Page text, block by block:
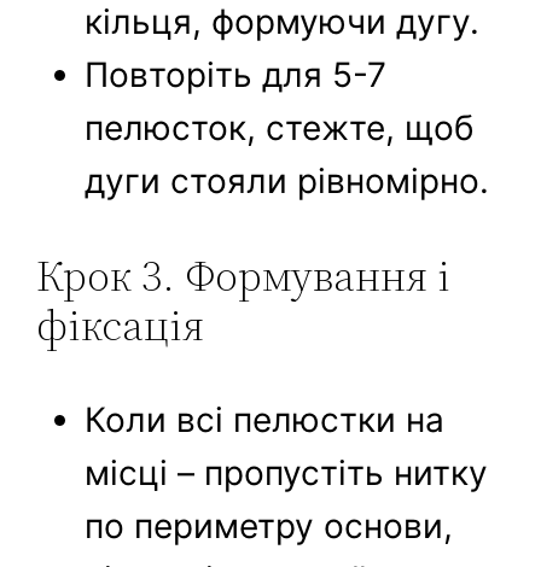
кільця, формуючи дугу.
Повторіть для 5-7
пелюсток, стежте, щоб
дуги стояли рівномірно.
Крок 3. Формування і
фіксація
Коли всі пелюстки на
місці – пропустіть нитку
по периметру основи,